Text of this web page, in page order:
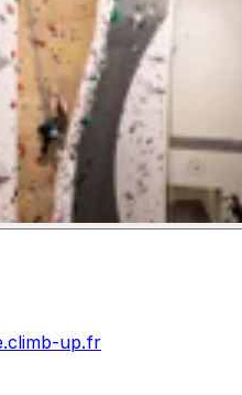
up.fr